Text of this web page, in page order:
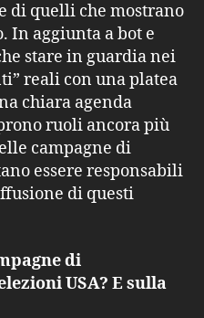
di quelli che mostrano
In aggiunta a bot e
stare in guardia nei
reali con una platea
chiara agenda
ruoli ancora più
campagne di
essere responsabili
di questi
di
USA? E sulla